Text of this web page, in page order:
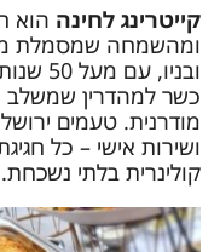
קייטרינג לחינה הוא
ומהשמחה שמסמלת
כשר למהדרין שמשלב
מודרנית. טעמים
ושירות אישי – כל
קולינרית בלתי נשכחת.